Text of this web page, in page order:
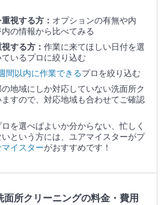
視する方： オプションの有無や内
の情報から比べてみる
する方： 作業に来てほしい日付を選
いるプロに絞り込む
間以内に作業できるプロを絞り込む
地域にしか対応していない洗面所ク
すので、対応地域も合わせてご確認
を選べばよいか分からない、忙しく
という方には、ユアマイスターがプ
イスターがおすすめです！
所クリーニングの料金・費用